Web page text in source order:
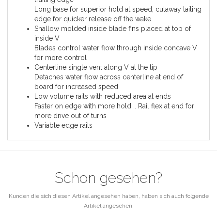
Long base for superior hold at speed, cutaway tailing
edge for quicker release off the wake
Shallow molded inside blade fins placed at top of
inside V
Blades control water flow through inside concave V
for more control
Centerline single vent along V at the tip
Detaches water flow across centerline at end of
board for increased speed
Low volume rails with reduced area at ends
Faster on edge with more hold…. Rail flex at end for
more drive out of turns
Variable edge rails
Schon gesehen?
Kunden die sich diesen Artikel angesehen haben, haben sich auch folgende
Artikel angesehen.